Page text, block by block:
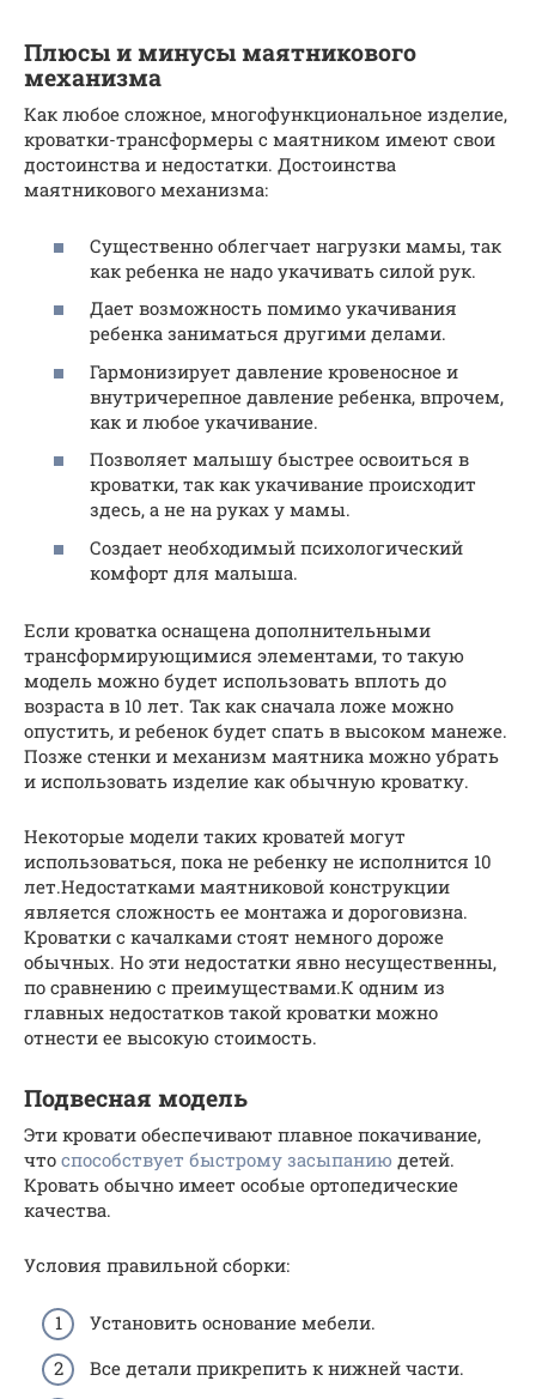
Плюсы и минусы маятникового
механизма
Как любое сложное, многофункциональное изделие,
кроватки-трансформеры с маятником имеют свои
достоинства и недостатки. Достоинства
маятникового механизма:
Существенно облегчает нагрузки мамы, так
как ребенка не надо укачивать силой рук.
Дает возможность помимо укачивания
ребенка заниматься другими делами.
Гармонизирует давление кровеносное и
внутричерепное давление ребенка, впрочем,
как и любое укачивание.
Позволяет малышу быстрее освоиться в
кроватки, так как укачивание происходит
здесь, а не на руках у мамы.
Создает необходимый психологический
комфорт для малыша.
Если кроватка оснащена дополнительными
трансформирующимися элементами, то такую
модель можно будет использовать вплоть до
возраста в 10 лет. Так как сначала ложе можно
опустить, и ребенок будет спать в высоком манеже.
Позже стенки и механизм маятника можно убрать
и использовать изделие как обычную кроватку.
Некоторые модели таких кроватей могут
использоваться, пока не ребенку не исполнится 10
лет.Недостатками маятниковой конструкции
является сложность ее монтажа и дороговизна.
Кроватки с качалками стоят немного дороже
обычных. Но эти недостатки явно несущественны,
по сравнению с преимуществами.К одним из
главных недостатков такой кроватки можно
отнести ее высокую стоимость.
Подвесная модель
Эти кровати обеспечивают плавное покачивание,
что способствует быстрому засыпанию детей.
Кровать обычно имеет особые ортопедические
качества.
Условия правильной сборки:
Установить основание мебели.
Все детали прикрепить к нижней части.